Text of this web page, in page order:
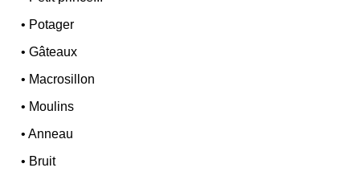
• Potager
•Gâteaux
• Macrosillon
• Moulins
•Anneau
• Bruit